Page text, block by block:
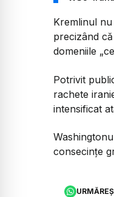
Kremlinul
precizând
domeniile
Potrivit
rachete
intensificat
consecinţe